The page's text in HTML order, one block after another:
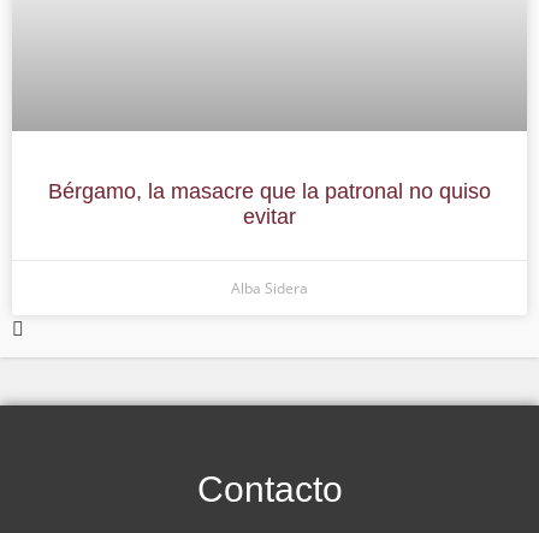
Bérgamo, la masacre que la patronal no quiso
evitar
Alba Sidera
Contacto